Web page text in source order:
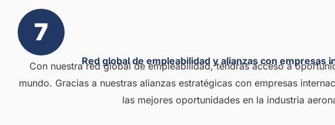
7
Red global de empleabilidad y alianzas con empresas
Con nuestra red global de empleabilidad, tendrás acceso a
mundo. Gracias a nuestras alianzas estratégicas con empresas
las mejores oportunidades en la industria